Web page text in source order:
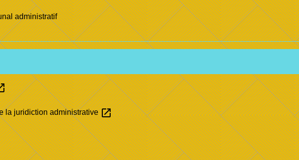
administratif
la juridiction administrativeopen_in_new